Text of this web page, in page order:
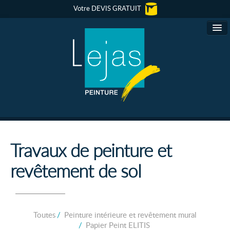
Votre DEVIS GRATUIT
Lejas Peinture
Conseils Déco
Peinture Murale
Travaux de peinture et
revêtement de sol
Toutes / Peinture intérieure et revêtement mural
/ Papier Peint ELITIS